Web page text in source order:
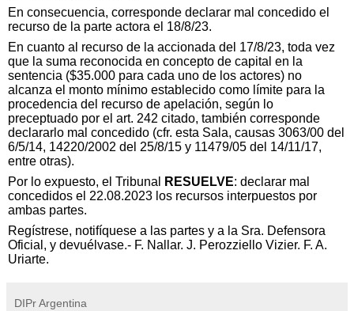
En consecuencia, corresponde declarar mal concedido el
recurso de la parte actora el 18/8/23.
En cuanto al recurso de la accionada del 17/8/23, toda vez
que la suma reconocida en concepto de capital en la
sentencia ($35.000 para cada uno de los actores) no
alcanza el monto mínimo establecido como límite para la
procedencia del recurso de apelación, según lo
preceptuado por el art. 242 citado, también corresponde
declararlo mal concedido (cfr. esta Sala, causas 3063/00 del
6/5/14, 14220/2002 del 25/8/15 y 11479/05 del 14/11/17,
entre otras).
Por lo expuesto, el Tribunal
RESUELVE: declarar mal
concedidos el 22.08.2023 los recursos interpuestos por
ambas partes.
Regístrese, notifíquese a las partes y a la Sra. Defensora
Oficial, y devuélvase.- F. Nallar. J. Perozziello Vizier. F. A.
Uriarte.
DIPr Argentina